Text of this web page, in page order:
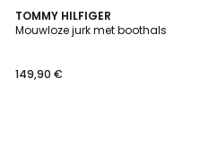
TOMMY HILFIGER
Mouwloze jurk met boothals
149,90 €